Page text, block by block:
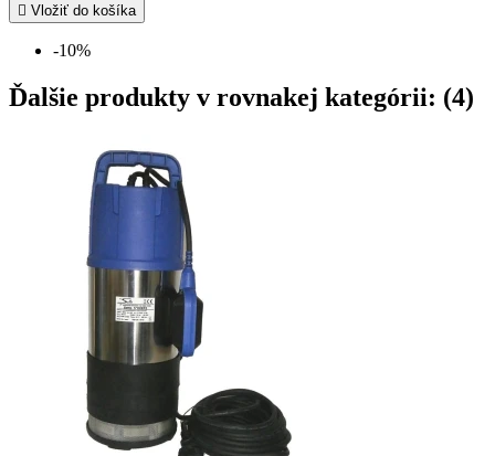
 Vložiť do košíka
-10%
Ďalšie produkty v rovnakej kategórii: (4)